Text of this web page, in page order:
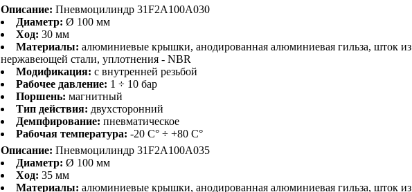
Описание: Пневмоцилиндр 31F2A100A030
Диаметр: Ø 100 мм
Ход: 30 мм
Материалы: алюминиевые крышки, анодированная алюминиевая гильза, шток из
нержавеющей стали, уплотнения - NBR
Модификация: с внутренней резьбой
Рабочее давление: 1 ÷ 10 бар
Поршень: магнитный
Тип действия: двухсторонний
Демпфирование: пневматическое
Рабочая температура: -20 С° ÷ +80 С°
Описание: Пневмоцилиндр 31F2A100A035
Диаметр: Ø 100 мм
Ход: 35 мм
Материалы: алюминиевые крышки, анодированная алюминиевая гильза, шток из